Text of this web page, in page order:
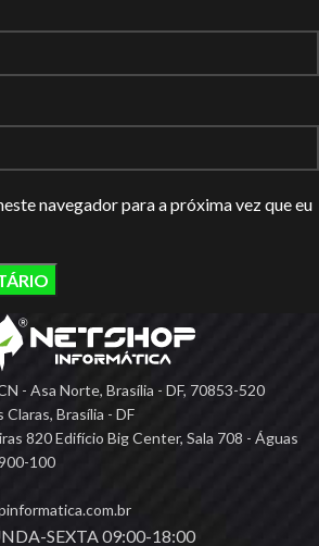
navegador para a próxima vez que eu
- Asa Norte, Brasília - DF, 70853-520
Brasília - DF
820 Edifício Big Center, Sala 708 - Águas
100
SEXTA 09:00-18:00